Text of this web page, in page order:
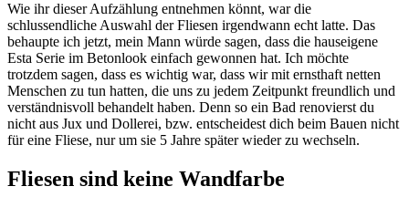
Wie ihr dieser Aufzählung entnehmen könnt, war die
schlussendliche Auswahl der Fliesen irgendwann echt latte. Das
behaupte ich jetzt, mein Mann würde sagen, dass die hauseigene
Esta Serie im Betonlook einfach gewonnen hat. Ich möchte
trotzdem sagen, dass es wichtig war, dass wir mit ernsthaft netten
Menschen zu tun hatten, die uns zu jedem Zeitpunkt freundlich und
verständnisvoll behandelt haben. Denn so ein Bad renovierst du
nicht aus Jux und Dollerei, bzw. entscheidest dich beim Bauen nicht
für eine Fliese, nur um sie 5 Jahre später wieder zu wechseln.
Fliesen sind keine Wandfarbe